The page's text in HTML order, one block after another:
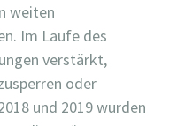
weiten
Im Laufe des
verstärkt,
oder
und 2019 wurden